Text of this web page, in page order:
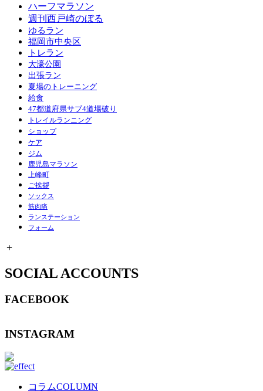
ハーフマラソン
週刊西戸崎のぼる
ゆるラン
福岡市中央区
トレラン
大濠公園
出張ラン
夏場のトレーニング
給食
47都道府県サブ4道場破り
トレイルランニング
ショップ
ケア
ジム
鹿児島マラソン
上峰町
ご挨拶
ソックス
筋肉痛
ランステーション
フォーム
＋
SOCIAL ACCOUNTS
FACEBOOK
INSTAGRAM
コラムCOLUMN